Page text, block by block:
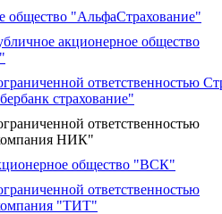
общество "АльфаСтрахование"
акционерное общество
ответственностью
страхование"
ответственностью
НИК"
общество "ВСК"
ответственностью
"ТИТ"